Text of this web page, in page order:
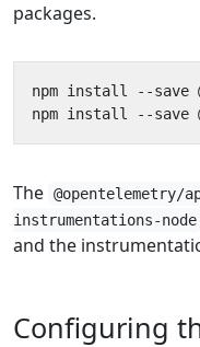
packages.
The @opentelemetry/
instrumentations-node
and the
Configuring